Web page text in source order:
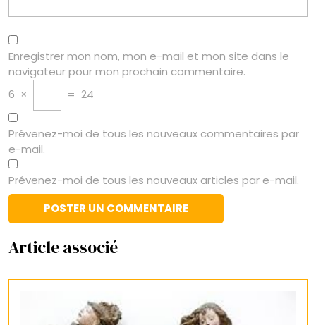
Enregistrer mon nom, mon e-mail et mon site dans le
navigateur pour mon prochain commentaire.
6 × = 24
Prévenez-moi de tous les nouveaux commentaires par
e-mail.
Prévenez-moi de tous les nouveaux articles par e-mail.
Article associé